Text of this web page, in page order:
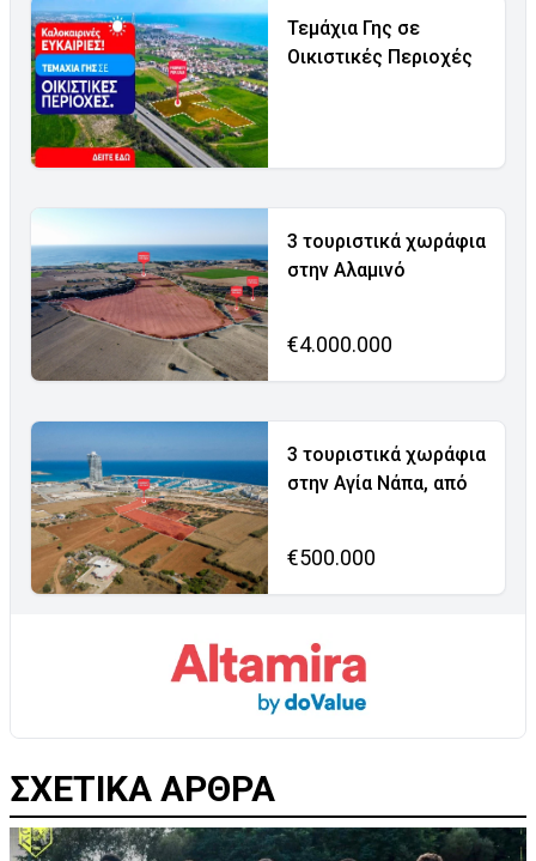
Τεμάχια Γης σε
Οικιστικές Περιοχές
3 τουριστικά χωράφια
στην Αλαμινό
€4.000.000
3 τουριστικά χωράφια
στην Αγία Νάπα, από
€500.000
ΣΧΕΤΙΚΑ ΑΡΘΡΑ